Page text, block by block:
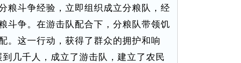
粮斗争经验，立即组织成立分粮队，经
斗争。在游击队配合下，分粮队带领饥
。这一行动，获得了群众的拥护和响
几千人，成立了游击队，建立了农民